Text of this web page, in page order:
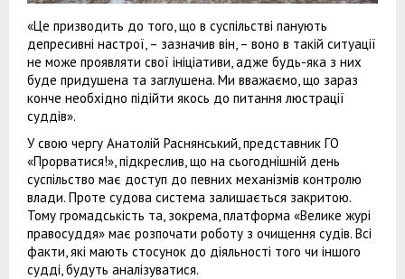
«Це призводить до того, що в суспільстві панують
депресивні настрої, – зазначив він, – воно в такій ситуації
не може проявляти свої ініціативи, адже будь-яка з них
буде придушена та заглушена. Ми вважаємо, що зараз
конче необхідно підійти якось до питання люстрації
суддів».
У свою чергу Анатолій Раснянський, представник ГО
«Прорватися!», підкреслив, що на сьогоднішній день
суспільство має доступ до певних механізмів контролю
влади. Проте судова система залишається закритою.
Тому громадськість та, зокрема, платформа «Велике журі
правосуддя» має розпочати роботу з очищення судів. Всі
факти, які мають стосунок до діяльності того чи іншого
судді, будуть аналізуватися.